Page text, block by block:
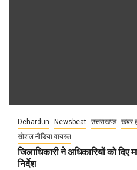
Dehardun Newsbeat उत्तराखण्ड खबर
सोशल मीडिया वायरल
जिलाधिकारी ने अधिकारियों को
निर्देश